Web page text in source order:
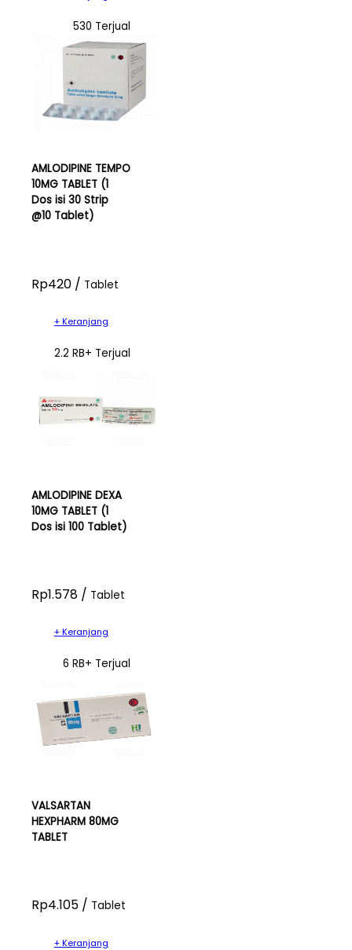
530 Terjual
AMLODIPINE TEMPO
10MG TABLET (1
Dos isi 30 Strip
@10 Tablet)
Rp420 / Tablet
+ Keranjang
2.2 RB+ Terjual
AMLODIPINE DEXA
10MG TABLET (1
Dos isi 100 Tablet)
Rp1.578 / Tablet
+ Keranjang
6 RB+ Terjual
VALSARTAN
HEXPHARM 80MG
TABLET
Rp4.105 / Tablet
+ Keranjang